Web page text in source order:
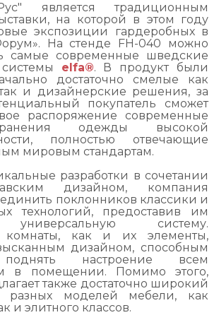
является традиционным
на которой в этом году
экспозиции гардеробных в
На стенде FH-040 можно
самые современные шведские
elfa®. В продукт были
достаточно смелые как
и дизайнерские решения, за
покупатель сможет
распоряжение современные
одежды высокой
полностью отвечающие
мировым стандартам.
разработки в сочетании
дизайном, компания
поклонников классики и
технологий, предоставив им
универсальную систему.
комнаты, как и их элементы,
дизайном, способным
настроение всем
в помещении. Помимо этого,
также достаточно широкий
разных моделей мебели, как
и элитного классов.